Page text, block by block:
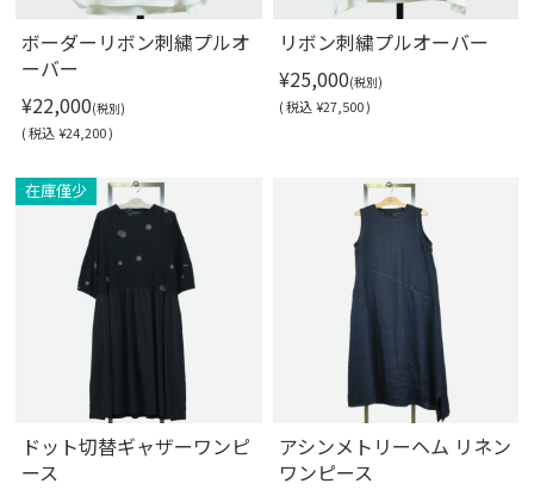
ボーダーリボン刺繍プルオ
ーバー
¥22,000(税別)
(税込¥24,200 )
リボン刺繍プルオーバー
¥25,000(税別)
(税込 ¥27,500 )
在庫僅少
ドット切替ギャザーワンピ
ース
アシンメトリーヘム リネン
ワンピース